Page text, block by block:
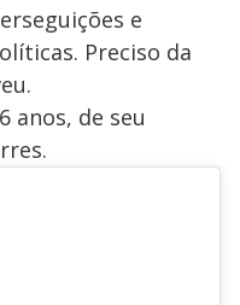
e
Preciso da
anos, de seu